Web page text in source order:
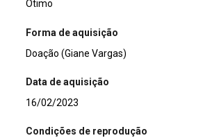
Ótimo
Forma de aquisição
Doação (Giane Vargas)
Data de aquisição
16/02/2023
Condições de reprodução